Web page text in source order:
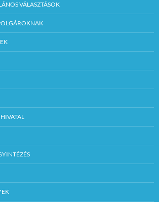
VÁLASZTÁSOK